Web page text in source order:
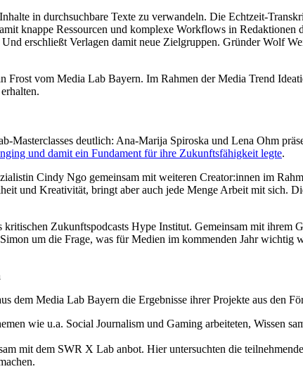
in durchsuchbare Texte zu verwandeln. Die Echtzeit-
knappe Ressourcen und komplexe Workflows in Redaktionen
erschließt Verlagen damit neue Zielgruppen. Gründer Wolf
Frost vom Media Lab Bayern. Im Rahmen der Media Trend
deutlich: Ana-Marija Spiroska und Lena Ohm
und damit ein Fundament für ihre Zukunftsfähigkeit legte.
Cindy Ngo gemeinsam mit weiteren Creator:innen im
und Kreativität, bringt aber auch jede Menge Arbeit mit sich.
Zukunftspodcasts Hype Institut. Gemeinsam mit ihrem
um die Frage, was für Medien im kommenden Jahr wichtig
dem Media Lab Bayern die Ergebnisse ihrer Projekte aus den
wie u.a. Social Journalism und Gaming arbeiteten, Wissen
mit dem SWR X Lab anbot. Hier untersuchten die